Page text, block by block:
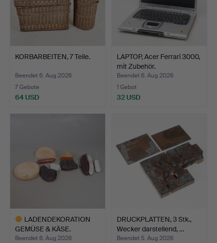
KORBARBEITEN, 7 Teile.
Beendet 6. Aug 2026
7 Gebote
64 USD
LAPTOP, Acer Ferrari 3000,
mit Zubehör.
Beendet 6. Aug 2026
1 Gebot
32 USD
LADENDEKORATION
GEMÜSE & KÄSE.
Beendet 6. Aug 2026
DRUCKPLATTEN, 3 Stk.,
Wecker darstellend, …
Beendet 5. Aug 2026